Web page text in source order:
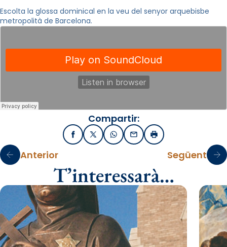
Escolta la glossa dominical en la veu del senyor arquebisbe
metropolità de Barcelona.
Compartir:
FacebookX / TwitterWhatsApp
EmailImprimir
Anterior Següent
T’interessarà…